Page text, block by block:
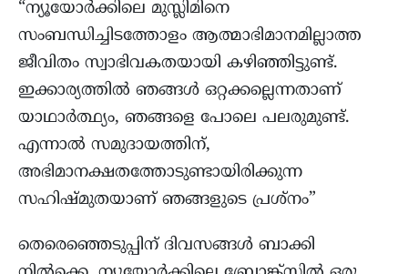
“ന്യൂയോര്‍ക്കിലെ മുസ്ലിമിനെ
സംബന്ധിച്ചിടത്തോളം ആത്മാഭിമാനമില്ലാത്ത
ജീവിതം സ്വാഭിവകതയായി കഴിഞ്ഞിട്ടുണ്ട്.
ഇക്കാര്യത്തില്‍ ഞങ്ങള്‍ ഒറ്റക്കല്ലെന്നതാണ്
യാഥാര്‍ത്ഥ്യം, ഞങ്ങളെ പോലെ പലരുമുണ്ട്.
എന്നാല്‍ സമുദായത്തിന്,
അഭിമാനക്ഷതത്തോടുണ്ടായിരിക്കുന്ന
സഹിഷ്മുതയാണ് ഞങ്ങളുടെ പ്രശ്നം”
തെരെഞ്ഞെടുപ്പിന് ദിവസങ്ങൾ ബാക്കി